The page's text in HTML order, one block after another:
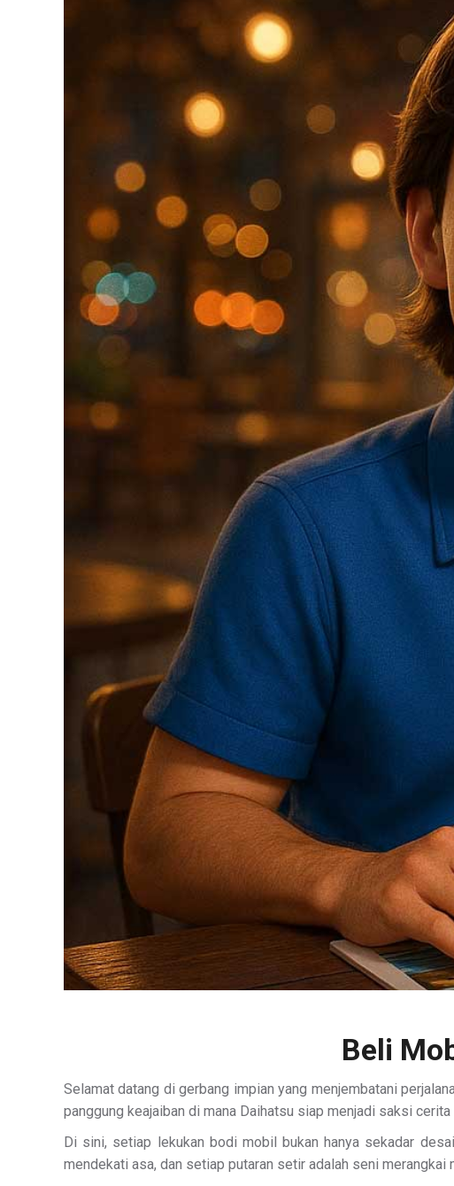
Beli
Selamat datang di gerbang impian yang menjembatani
panggung keajaiban di mana Daihatsu siap menjadi saksi cerita
Di sini, setiap lekukan bodi mobil bukan hanya sekadar
mendekati asa, dan setiap putaran setir adalah seni merangkai